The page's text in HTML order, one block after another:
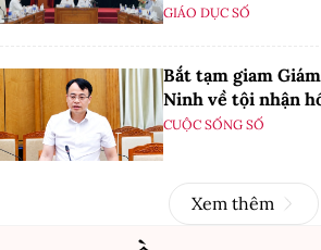
GIÁO DỤC SỐ
Bắt tạm giam
Ninh về tội nhận
CUỘC SỐNG SỐ
Xem thêm